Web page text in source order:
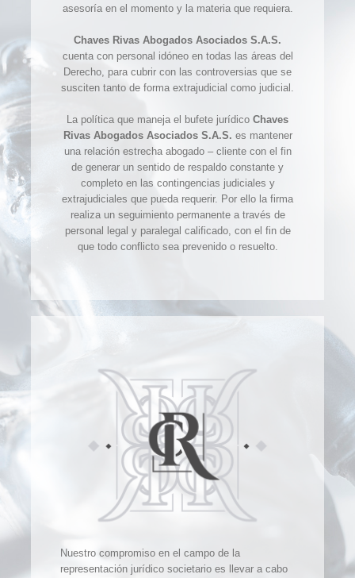
asesoría en el momento y la materia que requiera.
Chaves Rivas Abogados Asociados S.A.S.
cuenta con personal idóneo en todas las áreas del
Derecho, para cubrir con las controversias que se
susciten tanto de forma extrajudicial como judicial.
La política que maneja el bufete jurídico Chaves
Rivas Abogados Asociados S.A.S. es mantener
una relación estrecha abogado – cliente con el fin
de generar un sentido de respaldo constante y
completo en las contingencias judiciales y
extrajudiciales que pueda requerir. Por ello la firma
realiza un seguimiento permanente a través de
personal legal y paralegal calificado, con el fin de
que todo conflicto sea prevenido o resuelto.
Nuestro compromiso en el campo de la
representación jurídico societario es llevar a cabo